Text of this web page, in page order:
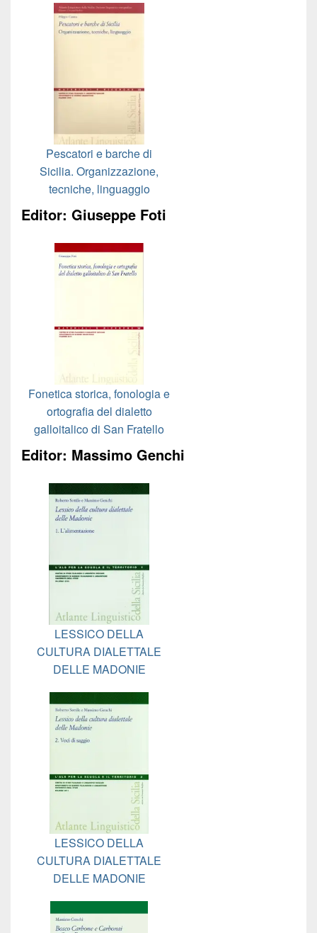
Pescatori e barche di
Sicilia. Organizzazione,
tecniche, linguaggio
Editor: Giuseppe Foti
Fonetica storica, fonologia e
ortografia del dialetto
galloitalico di San Fratello
Editor: Massimo Genchi
LESSICO DELLA
CULTURA DIALETTALE
DELLE MADONIE
LESSICO DELLA
CULTURA DIALETTALE
DELLE MADONIE